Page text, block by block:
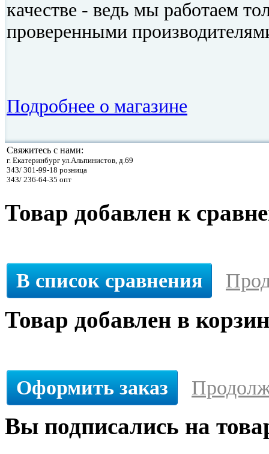
качестве - ведь мы работаем
проверенными
Подробнее о магазине
Свяжитесь с нами:
г. Екатеринбург ул.Альпинистов, д.69
343/ 301-99-18 розница
343/ 236-64-35 опт
Товар добавлен к
В список сравнения
Товар добавлен в
Оформить заказ
Вы подписались на